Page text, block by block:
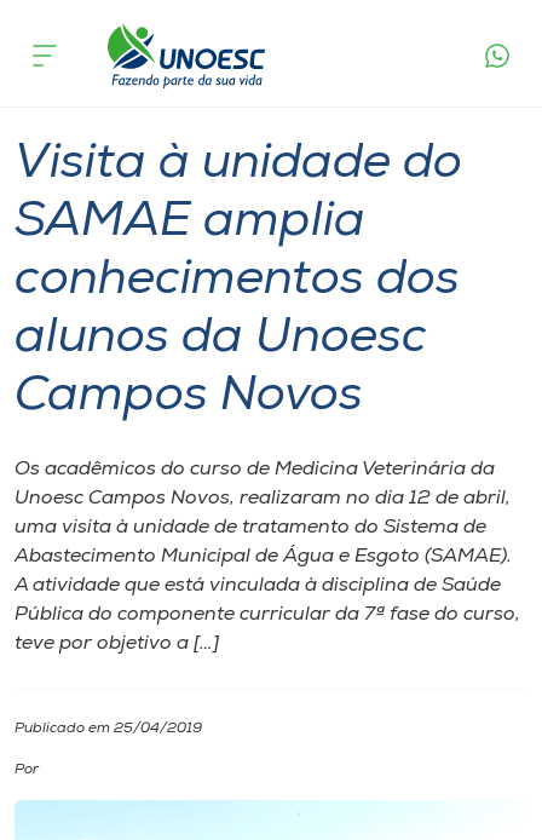
Cursos
Pesquisa
Atendimento ao Estudante
Portal de Ensino
Internacionalização
I.nova
Cultura
CPA
acontece
Novos
Visita à unidade do
SAMAE amplia
conhecimentos dos
alunos da Unoesc
Campos Novos
Os acadêmicos do curso de Medicina Veterinária da
Unoesc Campos Novos, realizaram no dia 12 de abril,
uma visita à unidade de tratamento do Sistema de
Abastecimento Municipal de Água e Esgoto (SAMAE).
A atividade que está vinculada à disciplina de Saúde
Pública do componente curricular da 7ª fase do curso,
teve por objetivo a […]
Publicado em 25/04/2019
Por